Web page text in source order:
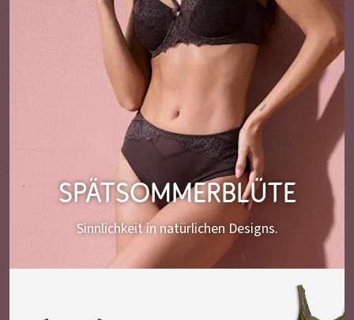
Spätsommerblüte
Sinnlichkeit in natürlichen Designs.​